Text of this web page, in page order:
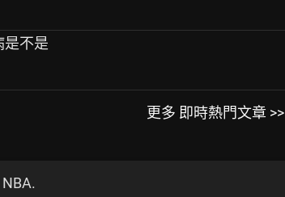
是不是
更多 即時熱門文章 >>
NBA.